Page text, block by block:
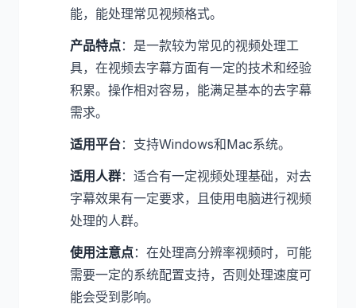
能，能处理常见视频格式。
产品特点：是一款较为常见的视频处理工
具，在视频去字幕方面有一定的技术和经验
积累。操作相对容易，能满足基本的去字幕
需求。
适用平台：支持Windows和Mac系统。
适用人群：适合有一定视频处理基础，对去
字幕效果有一定要求，且使用电脑进行视频
处理的人群。
使用注意点：在处理高分辨率视频时，可能
需要一定的系统配置支持，否则处理速度可
能会受到影响。